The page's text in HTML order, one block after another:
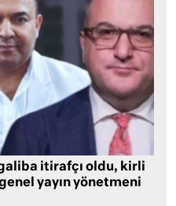
galiba itirafçı oldu, kirli
yayın yönetmeni